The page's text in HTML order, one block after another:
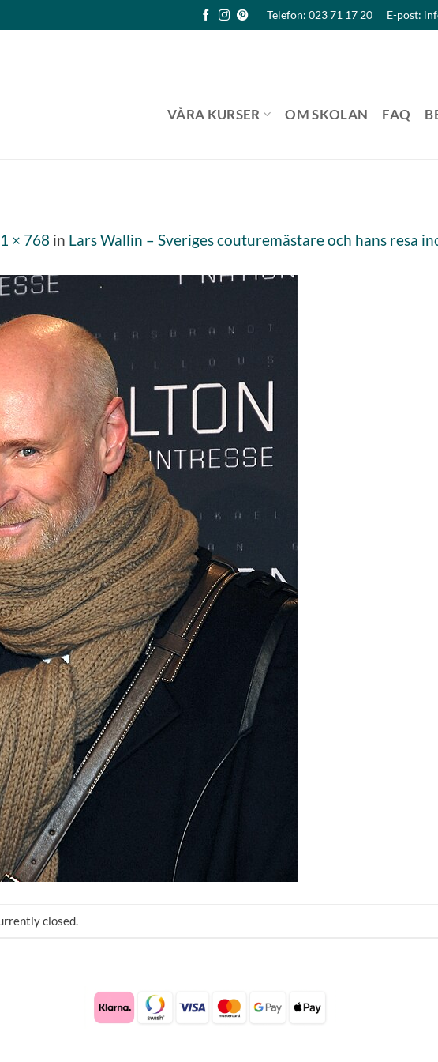
Telefon: 023 71 17 20 E-post:
VÅRA KURSER OM SKOLAN FAQ
× 768 in Lars Wallin – Sveriges couturemästare och hans resa
closed.